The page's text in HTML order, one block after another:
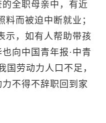
全职母亲中，有近
而被迫中断就业；
示，如有人帮助带孩
向中国青年报·中青
国劳动力人口不足，
不得不辞职回到家